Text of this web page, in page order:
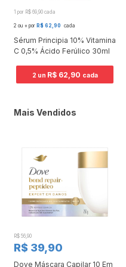
1 por R$ 69,90 cada
2 ou + por R$ 62,90 cada
Sérum Principia 10% Vitamina
C 0,5% Ácido Ferúlico 30ml
2 un R$ 62,90 cada
Mais Vendidos
R$ 56,90
R$ 39,90
Dove Máscara Capilar 10 Em